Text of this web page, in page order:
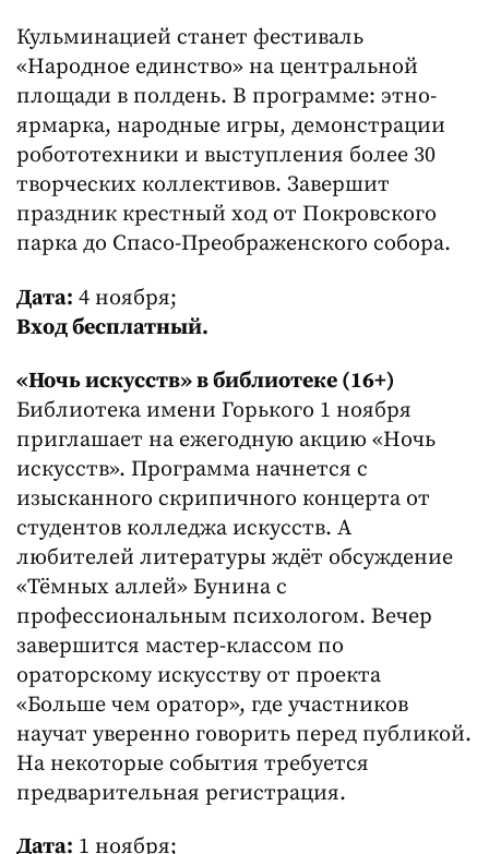
Кульминацией станет фестиваль
«Народное единство» на центральной
площади в полдень. В программе: этно-
ярмарка, народные игры, демонстрации
робототехники и выступления более 30
творческих коллективов. Завершит
праздник крестный ход от Покровского
парка до Спасо-Преображенского собора.
Дата: 4 ноября;
Вход бесплатный.
«Ночь искусств» в библиотеке (16+)
Библиотека имени Горького 1 ноября
приглашает на ежегодную акцию «Ночь
искусств». Программа начнется с
изысканного скрипичного концерта от
студентов колледжа искусств. А
любителей литературы ждёт обсуждение
«Тёмных аллей» Бунина с
профессиональным психологом. Вечер
завершится мастер-классом по
ораторскому искусству от проекта
«Больше чем оратор», где участников
научат уверенно говорить перед публикой.
На некоторые события требуется
предварительная регистрация.
Дата: 1 ноября;